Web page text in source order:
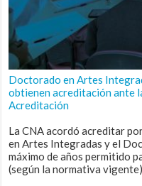
Doctorado en Artes
obtienen acreditación ante
Acreditación
La CNA acordó acreditar
en Artes Integradas y el
máximo de años permitido
(según la normativa vigente).